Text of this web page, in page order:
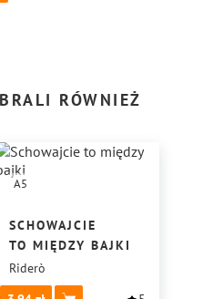
RÓWNIEŻ
A5
SCHOWAJCIE
TO MIĘDZY BAJKI
Riderò